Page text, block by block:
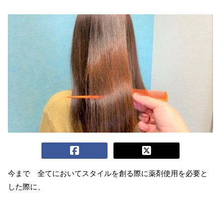
今まで 全てにおいてスタイルを創る際に薬剤使用を必要と
した際に、